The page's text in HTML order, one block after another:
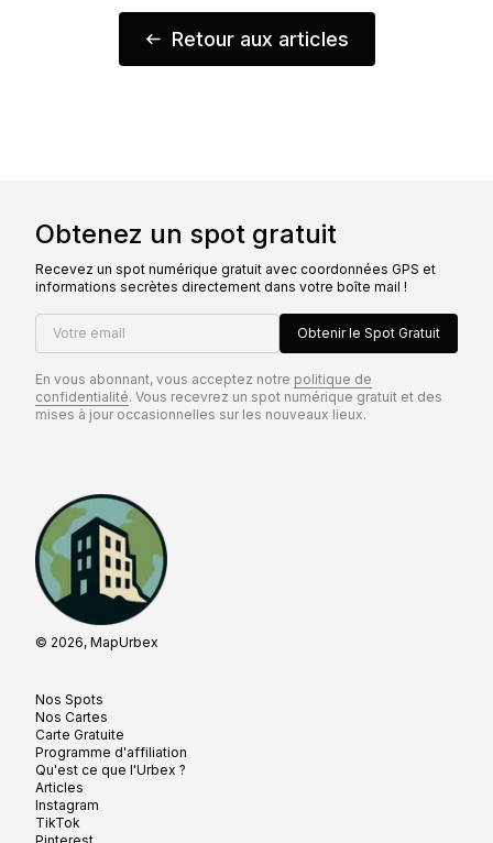
Retour aux articles
© 2026, MapUrbex
Nos Spots
Nos Cartes
Carte Gratuite
Programme d'affiliation
Qu'est ce que l'Urbex ?
Articles
Instagram
TikTok
Obtenez un spot gratuit
Recevez un spot numérique gratuit avec coordonnées GPS et
informations secrètes directement dans votre boîte mail !
Votre email Obtenir le Spot Gratuit
En vous abonnant, vous acceptez notre politique de
confidentialité. Vous recevrez un spot numérique gratuit et des
mises à jour occasionnelles sur les nouveaux lieux.